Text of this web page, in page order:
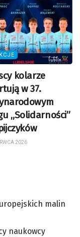
kolarze
w 37.
„Solidarności”
2026
malin
naukowcy